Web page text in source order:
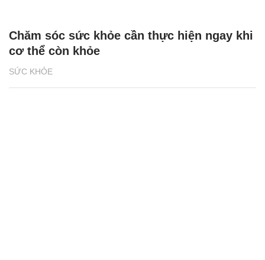
SỨC KHỎE
Chăm sóc sức khỏe cần thực hiện ngay khi
cơ thể còn khỏe